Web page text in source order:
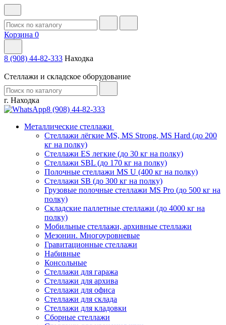
Корзина 0
8 (908) 44-82-333 Находка
Стеллажи и складское оборудование
г. Находка
8 (908) 44-82-333
Металлические стеллажи
Стеллажи лёгкие MS, MS Strong, MS Hard (до 200
кг на полку)
Стеллажи ES легкие (до 30 кг на полку)
Стеллажи SBL (до 170 кг на полку)
Полочные стеллажи MS U (400 кг на полку)
Стеллажи SB (до 300 кг на полку)
Грузовые полочные стеллажи MS Pro (до 500 кг на
полку)
Складские паллетные стеллажи (до 4000 кг на
полку)
Мобильные стеллажи, архивные стеллажи
Мезонин. Многоуровневые
Гравитационные стеллажи
Набивные
Консольные
Стеллажи для гаража
Стеллажи для архива
Стеллажи для офиса
Стеллажи для склада
Стеллажи для кладовки
Сборные стеллажи